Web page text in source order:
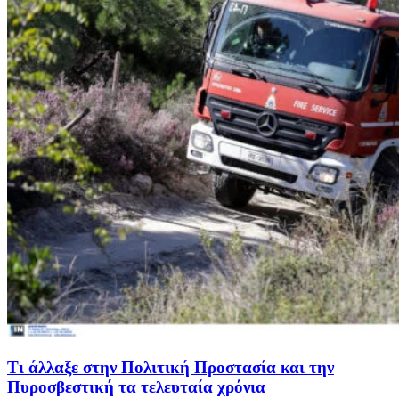
Τι άλλαξε στην Πολιτική Προστασία και την
Πυροσβεστική τα τελευταία χρόνια